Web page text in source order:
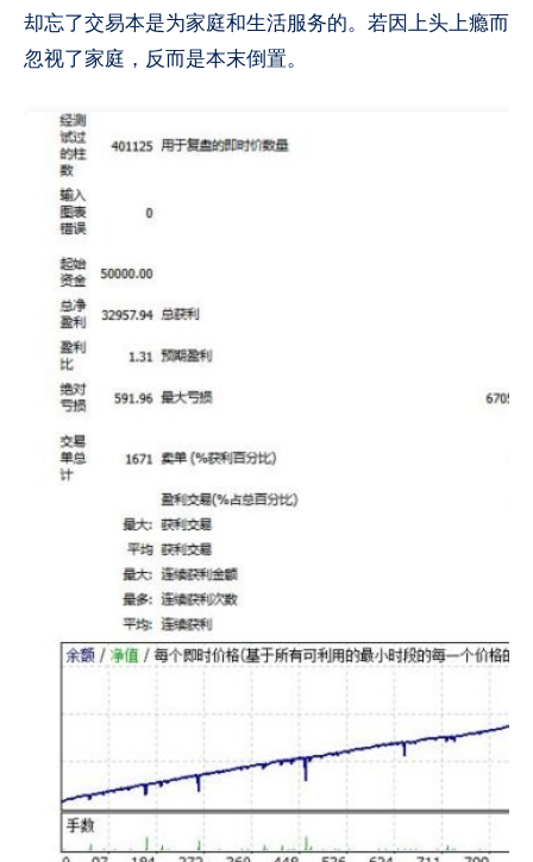
却忘了交易本是为家庭和生活服务的。若因上头上瘾而
忽视了家庭，反而是本末倒置。